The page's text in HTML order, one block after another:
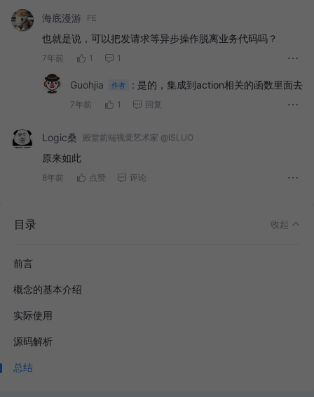
海底漫游 FE
也就是说，可以把发请求等异步操作脱离业务代码吗？
7年前 1 1
Guohjia 作者 : 是的，集成到action相关的函数里面去
7年前 1 回复
Logic桑 殿堂前端视觉艺术家 @ISLUO
原来如此
8年前 点赞 评论
目录 收起
前言
概念的基本介绍
实际使用
源码解析
总结